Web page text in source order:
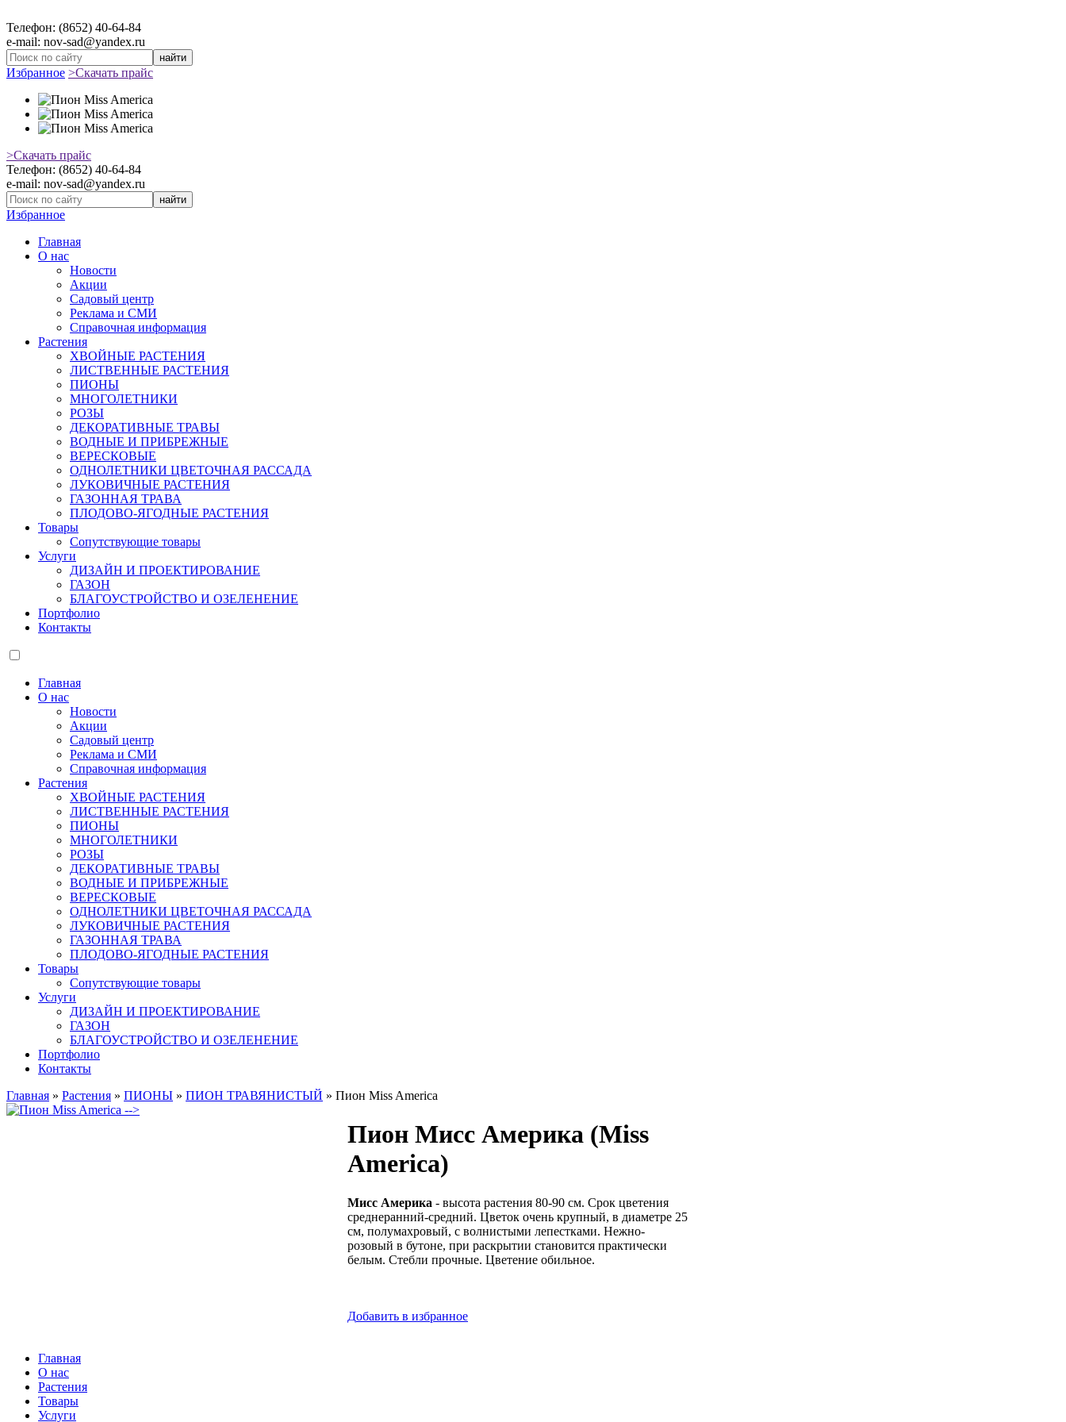
Телефон: (8652) 40-64-84
e-mail: nov-sad@yandex.ru
найти
Избранное >Скачать прайс
>Скачать прайс
Телефон: (8652) 40-64-84
e-mail: nov-sad@yandex.ru
найти
Избранное
Главная
О нас
Новости
Акции
Садовый центр
Реклама и СМИ
Справочная информация
Растения
ХВОЙНЫЕ РАСТЕНИЯ
ЛИСТВЕННЫЕ РАСТЕНИЯ
ПИОНЫ
МНОГОЛЕТНИКИ
РОЗЫ
ДЕКОРАТИВНЫЕ ТРАВЫ
ВОДНЫЕ И ПРИБРЕЖНЫЕ
ВЕРЕСКОВЫЕ
ОДНОЛЕТНИКИ ЦВЕТОЧНАЯ РАССАДА
ЛУКОВИЧНЫЕ РАСТЕНИЯ
ГАЗОННАЯ ТРАВА
ПЛОДОВО-ЯГОДНЫЕ РАСТЕНИЯ
Товары
Сопутствующие товары
Услуги
ДИЗАЙН И ПРОЕКТИРОВАНИЕ
ГАЗОН
БЛАГОУСТРОЙСТВО И ОЗЕЛЕНЕНИЕ
Портфолио
Контакты
Главная
О нас
Новости
Акции
Садовый центр
Реклама и СМИ
Справочная информация
Растения
ХВОЙНЫЕ РАСТЕНИЯ
ЛИСТВЕННЫЕ РАСТЕНИЯ
ПИОНЫ
МНОГОЛЕТНИКИ
РОЗЫ
ДЕКОРАТИВНЫЕ ТРАВЫ
ВОДНЫЕ И ПРИБРЕЖНЫЕ
ВЕРЕСКОВЫЕ
ОДНОЛЕТНИКИ ЦВЕТОЧНАЯ РАССАДА
ЛУКОВИЧНЫЕ РАСТЕНИЯ
ГАЗОННАЯ ТРАВА
ПЛОДОВО-ЯГОДНЫЕ РАСТЕНИЯ
Товары
Сопутствующие товары
Услуги
ДИЗАЙН И ПРОЕКТИРОВАНИЕ
ГАЗОН
БЛАГОУСТРОЙСТВО И ОЗЕЛЕНЕНИЕ
Портфолио
Контакты
Главная » Растения » ПИОНЫ » ПИОН ТРАВЯНИСТЫЙ » Пион Miss America
-->
Пион Мисс Америка (Miss
America)
Мисс Америка - высота растения 80-90 см. Срок цветения
среднеранний-средний. Цветок очень крупный, в диаметре 25
см, полумахровый, с волнистыми лепестками. Нежно-
розовый в бутоне, при раскрытии становится практически
белым. Стебли прочные. Цветение обильное.
Добавить в избранное
Главная
О нас
Растения
Товары
Услуги